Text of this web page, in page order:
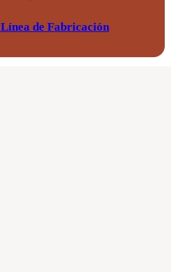
Línea de Fabricación